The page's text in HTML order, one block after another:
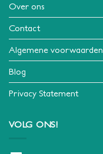
Over ons
Contact
Algemene voorwaarden
Blog
Privacy Statement
VOLG ONS!